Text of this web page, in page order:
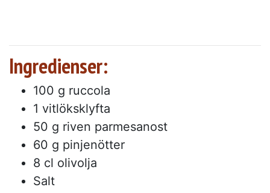
Ingredienser:
100 g ruccola
1 vitlöksklyfta
50 g riven parmesanost
60 g pinjenötter
8 cl olivolja
Salt